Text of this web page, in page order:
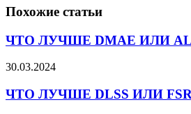
Похожие статьи
ЧТО ЛУЧШЕ DMAE ИЛИ
30.03.2024
ЧТО ЛУЧШЕ DLSS ИЛИ FSR